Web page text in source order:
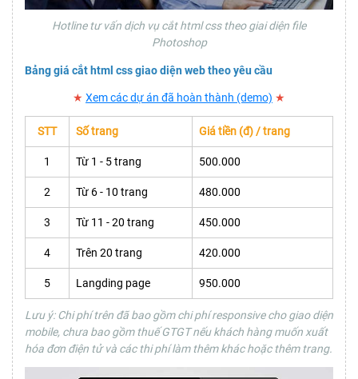
Hotline tư vấn dịch vụ cắt html css theo giai diện file
Photoshop
Bảng giá cắt html css giao diện web theo yêu cầu
★ Xem các dự án đã hoàn thành (demo) ★
STT Số trang Giá tiền (đ) / trang
1 Từ 1 - 5 trang 500.000
2 Từ 6 - 10 trang 480.000
3 Từ 11 - 20 trang 450.000
4 Trên 20 trang 420.000
5 Langding page 950.000
Lưu ý: Chi phí trên đã bao gồm chi phí responsive cho giao diện
mobile, chưa bao gồm thuế GTGT nếu khách hàng muốn xuất
hóa đơn điện tử và các thi phí làm thêm khác hoặc thêm trang.